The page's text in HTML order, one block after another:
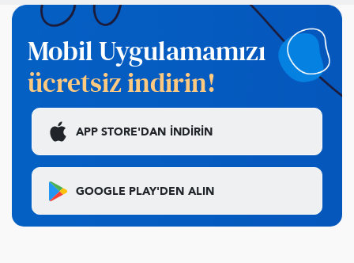
Mobil Uygulamamızı
ücretsiz indirin!
APP STORE'DAN İNDİRİN
GOOGLE PLAY'DEN ALIN